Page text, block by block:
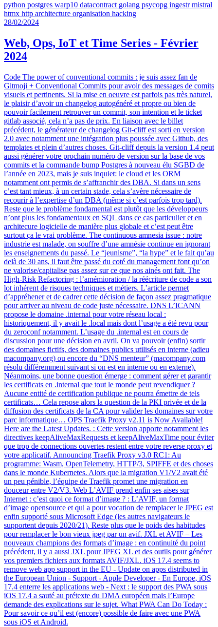
python postgres warp10 datacontract golang psycopg ingestr mistral
htmx http architecture organisation hacking
28/02/2024
Web, Ops, IoT et Time Series - Février
2024
Code The power of conventional commits : je suis assez fan de
Gitmoji + Conventional Commits pour avoir des messages de comits
visuels et pertinents. Si la mise en oeuvre est parfois pas très naturel,
le plaisir d’avoir un changelog autogénéré et propre ou bien de
pouvoir facilement retrouver un commit, son intention et le ticket
gitlab associé, cela n’a pas de prix. En liaison avec le billet
précédent, le générateur de changelog Git-cliff est sorti en version
2.0 avec notamment une intégration plus poussée avec Github, des
templates et plein d’autres choses. Git-cliff depuis la version 1.4 peut
aussi générer votre prochain numéro de version sur la base de vos
commits et la commande bump Postgres à nouveau élu SGBD de
l’année en 2023, mais je suis inquiet: le cloud et les ORM
notamment ont permis de s’affranchir des DBA. Si dans un sens
c’est tant mieux, à un certain stade, cela s’avère nécessaire de
recourir à l’expertise d’un DBA (même si c’est parfois trop tard).
Reste que le problème fondamental est plutôt que les développeurs
n’ont plus les fondamentaux en SQL dans ce cas particulier et en
architecure logicielle de manière plus globale et c’est peut être
surtout ça le vrai problème. The continuous amnesia issue : notre
industrie est malade, on souffre d’une amnésie continue en ignorant
les enseignements du passé. Le “jeunisme”, “la hype” et le fait qu’au
delà de 30 ans, il faut être passé du coté du management font qu’on
ne valorise/capitalise pas assez sur ce que nos ainés ont fait. The
High-Risk Refactoring : l’amémioration / la réécriture de code a son
lot inhérent de risques techniques et métiers. L’article permet
d’appréhener et de cadrer cette décision de façon assez pragmatique
pour arriver au niveau de code juste nécessaire. DNS L’ICANN
propose le domaine .internal pour votre réseau local :
historiquement, il y avait le .local mais dont l’usage a été revu pour
du zeroconf notamment. L’usage du .internal est en cours de
discussion pour une décision en avril. On va pouvoir (enfin) sortir
des domaines fictifs, des domaines publics utilisés en interne (adieu
macompany.org) ou encore du “DNS menteur” (macompany.com
résolu différemment suivant si on est en interne ou en externe).
Néanmoins, une bonne question émerge : comment gérer et garantir
les certificats en .internal que tout le monde peut revendiquer ?
Aucune entité de certification publique ne pourra émettre de tels
certificats… Cela repose alors la question de la PKI privée et de la
diffusion des certificats de la CA pour valider les domaines sur votre
parc informatique… OPS Traefik Proxy v2.11 is Now Available!
Here are the Latest Updates. : Cette version apporte notamment les
directives keepAliveMaxRequests et keepAliveMaxTime pour éviter
que trop de connections ouvertes restent entre votre reverse proxy et
votre applicatif. Announcing Traefik Proxy v3.0 RC1: Au
programme: Wasm, OpenTelemetry, HTTP/3, SPIFFE et des choses
dans le monde Kubernetes. Alors que la migration V1/V2 avait été
un peu pénible, l’équipe de Traefik promet une migration en
douceur entre V2/V3. Web L’AVIF prend enfin ses aises sur
Internet : c’est quoi ce format d’image ? : L’AVIF, un format
d’image opensource et qui a pour vocation de remplacer le JPEG est
enfin supporté sous Microsoft Edge (les autres navigateurs le
supportent depuis 2020/21). Reste plus que le poids des habitudes
pour remplacer le bon vieux jpeg par un avif. JXL et AVIF – Les
nouveaux champions des formats d’image : en continuité du point
précédent, il y a aussi JXL pour JPEG XL et des outils pour générer
vos premiers fichiers aux formats AVIF/JXL. iOS 17.4 seems to
remove web app support in the EU - Update on apps distributed in
the European Union - Support - Apple Developer - En Europe, iOS
17.4 enterre les applications web - Next : le support des PWA sous
iOS 17.4 a sauté au prétexte du DMA européen mais l’Europe
demande des explications sur le sujet. What PWA Can Do Today :
Pour savoir ce qu’il est (encore) possible de faire avec une PWA
sous iOS et Android.